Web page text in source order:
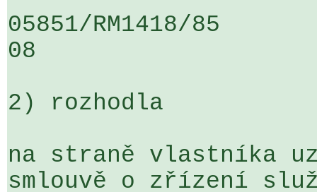
05851/RM1418/
08
2) rozhodla
na straně vlastníka
smlouvě o zřízení